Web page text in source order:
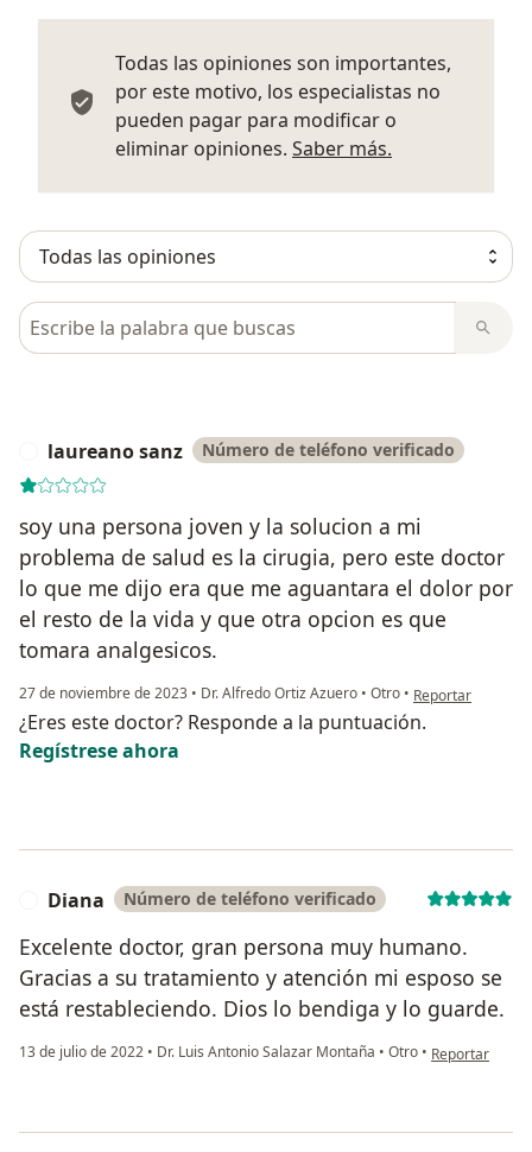
Todas las opiniones son importantes,
por este motivo, los especialistas no
pueden pagar para modificar o
eliminar opiniones. Saber más.
Busca en opiniones
laureano sanz Número de teléfono verificado
soy una persona joven y la solucion a mi
problema de salud es la cirugia, pero este doctor
lo que me dijo era que me aguantara el dolor por
el resto de la vida y que otra opcion es que
tomara analgesicos.
27 de noviembre de 2023 • Dr. Alfredo Ortiz Azuero • Otro • en opinión del
Reportar
¿Eres este doctor? Responde a la puntuación.
Regístrese ahora
Diana Número de teléfono verificado
Excelente doctor, gran persona muy humano.
Gracias a su tratamiento y atención mi esposo se
está restableciendo. Dios lo bendiga y lo guarde.
13 de julio de 2022 • Dr. Luis Antonio Salazar Montaña • Otro • en opinión del
Reportar